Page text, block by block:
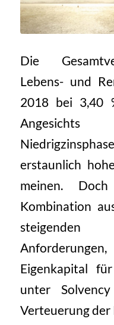
Die
Lebens- und
2018 bei 3,40
Angesichts
erstaunlich
meinen.
Kombination
Eigenkapital
unter
Verteuerung der